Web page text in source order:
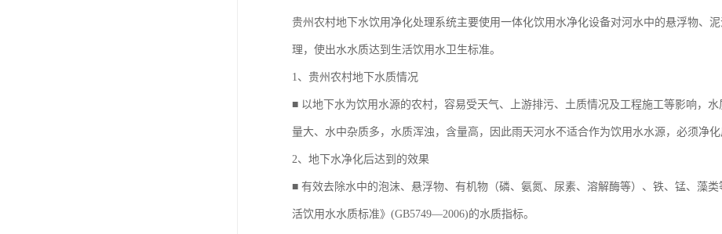
贵州农村地下水饮用净化处理系统主要使用一体化饮用水净化设备对河水中的悬浮物、
理，使出水水质达到生活饮用水卫生标准。
1、贵州农村地下水质情况
■ 以地下水为饮用水源的农村，容易受天气、上游排污、土质情况及工程施工等影响，
量大、水中杂质多，水质浑浊，含量高，因此雨天河水不适合作为饮用水水源，必须净化
2、地下水净化后达到的效果
■ 有效去除水中的泡沫、悬浮物、有机物（磷、氨氮、尿素、溶解酶等）、铁、锰、藻
活饮用水水质标准》(GB5749—2006)的水质指标。